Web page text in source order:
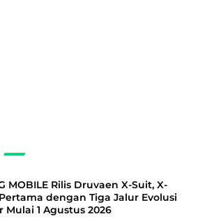
MOBILE Rilis Druvaen X-Suit, X-
dengan Tiga Jalur Evolusi
Mulai 1 Agustus 2026